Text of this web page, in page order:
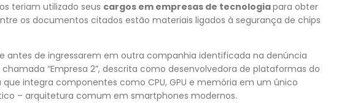
teriam utilizado seus cargos em empresas de tecnologiapara obter
os documentos citados estão materiais ligados à segurança de chips
antes de ingressarem em outra companhia identificada na denúncia
chamada “Empresa 2”, descrita como desenvolvedora de plataformas do
integra componentes como CPU, GPU e memória em um único
– arquitetura comum em smartphones modernos.